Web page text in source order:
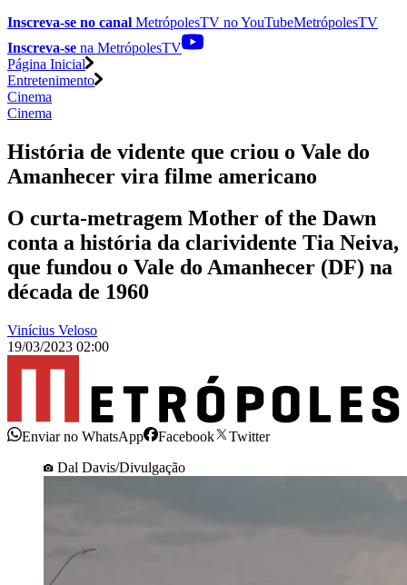
Inscreva-se no canal MetrópolesTV noYouTubeMetrópolesTV
Inscreva-se na MetrópolesTV
Página Inicial
Entretenimento
Cinema
Cinema
História de vidente que criou o Vale do
Amanhecer vira filme americano
O curta-metragem Mother of the Dawn
conta a história da clarividente Tia Neiva,
que fundou o Vale do Amanhecer (DF) na
década de 1960
Vinícius Veloso
19/03/2023 02:00
Enviar no WhatsApp Facebook
Twitter
Dal Davis/Divulgação